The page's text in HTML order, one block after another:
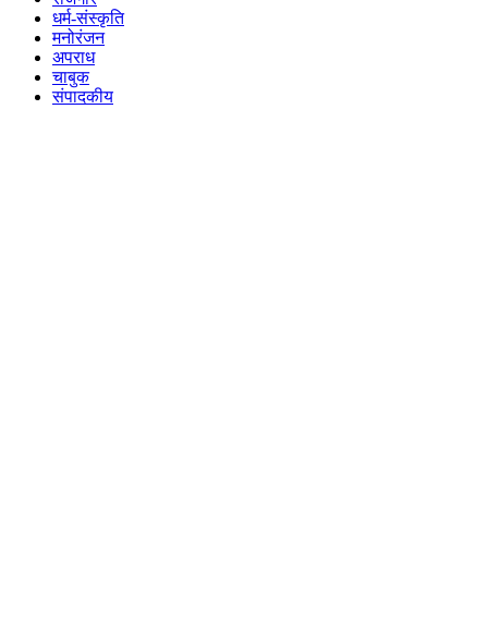
धर्म-संस्कृति
मनोरंजन
अपराध
चाबुक
संपादकीय